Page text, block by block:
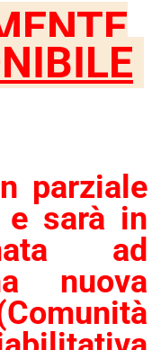
parziale
e sarà in
ad
nuova